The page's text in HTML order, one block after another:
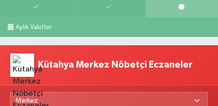
Aylık Vakitler
Kütahya Merkez Nöbetçi Eczaneler